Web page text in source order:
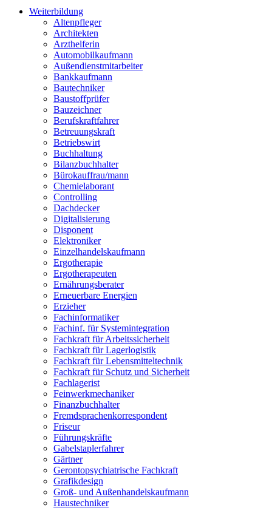
Weiterbildung
Altenpfleger
Architekten
Arzthelferin
Automobilkaufmann
Außendienstmitarbeiter
Bankkaufmann
Bautechniker
Baustoffprüfer
Bauzeichner
Berufskraftfahrer
Betreuungskraft
Betriebswirt
Buchhaltung
Bilanzbuchhalter
Bürokauffrau/mann
Chemielaborant
Controlling
Dachdecker
Digitalisierung
Disponent
Elektroniker
Einzelhandelskaufmann
Ergotherapie
Ergotherapeuten
Ernährungsberater
Erneuerbare Energien
Erzieher
Fachinformatiker
Fachinf. für Systemintegration
Fachkraft für Arbeitssicherheit
Fachkraft für Lagerlogistik
Fachkraft für Lebensmitteltechnik
Fachkraft für Schutz und Sicherheit
Fachlagerist
Feinwerkmechaniker
Finanzbuchhalter
Fremdsprachenkorrespondent
Friseur
Führungskräfte
Gabelstaplerfahrer
Gärtner
Gerontopsychiatrische Fachkraft
Grafikdesign
Groß- und Außenhandelskaufmann
Haustechniker